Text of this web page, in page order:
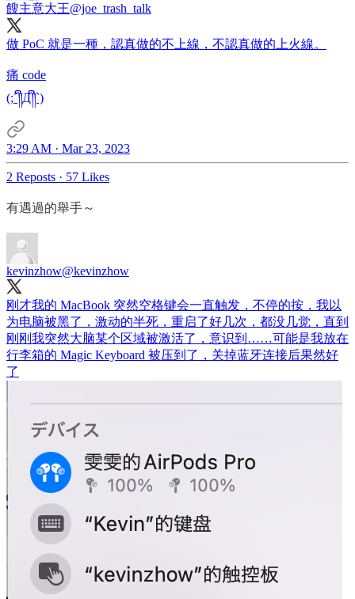
餿主意大王@joe_trash_talk
做 PoC 就是一種，認真做的不上線，不認真做的上火線。
痛 code
(;´༎ຶД༎ຶ`)
3:29 AM · Mar 23, 2023
2 Reposts · 57 Likes
有遇過的舉手～
kevinzhow@kevinzhow
刚才我的 MacBook 突然空格键会一直触发，不停的按，我以
为电脑被黑了，激动的半死，重启了好几次，都没几觉，直到
刚刚我突然大脑某个区域被激活了，意识到……可能是我放在
行李箱的 Magic Keyboard 被压到了，关掉蓝牙连接后果然好
了